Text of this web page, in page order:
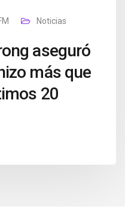
Noticias
aseguró
más que
20